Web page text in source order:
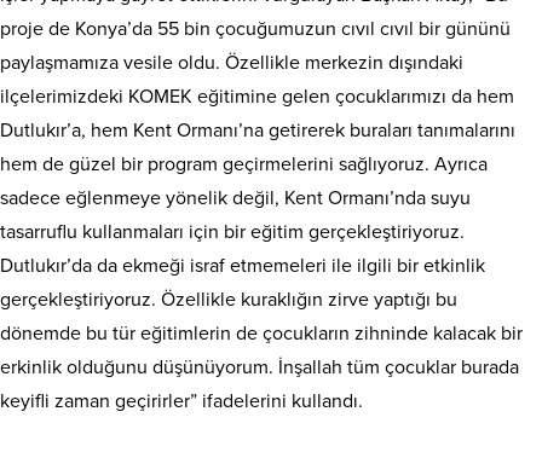
proje de Konya’da 55 bin çocuğumuzun cıvıl cıvıl bir gününü
paylaşmamıza vesile oldu. Özellikle merkezin dışındaki
ilçelerimizdeki KOMEK eğitimine gelen çocuklarımızı da hem
Dutlukır’a, hem Kent Ormanı’na getirerek buraları tanımalarını
hem de güzel bir program geçirmelerini sağlıyoruz. Ayrıca
sadece eğlenmeye yönelik değil, Kent Ormanı’nda suyu
tasarruflu kullanmaları için bir eğitim gerçekleştiriyoruz.
Dutlukır’da da ekmeği israf etmemeleri ile ilgili bir etkinlik
gerçekleştiriyoruz. Özellikle kuraklığın zirve yaptığı bu
dönemde bu tür eğitimlerin de çocukların zihninde kalacak bir
erkinlik olduğunu düşünüyorum. İnşallah tüm çocuklar burada
keyifli zaman geçirirler” ifadelerini kullandı.